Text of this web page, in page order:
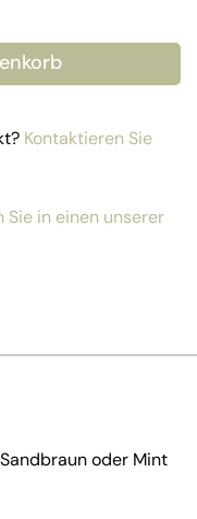
Kontaktieren Sie
Sie in einen unserer
oder Mint